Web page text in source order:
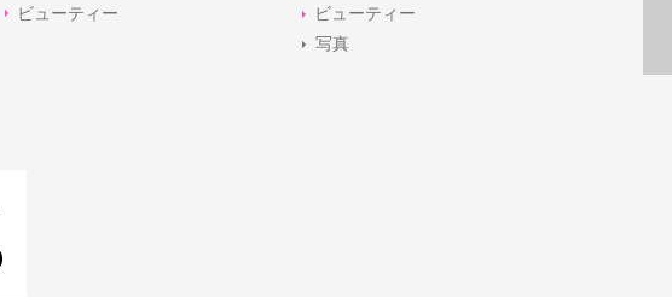
ビューティー
ビューティー
写真